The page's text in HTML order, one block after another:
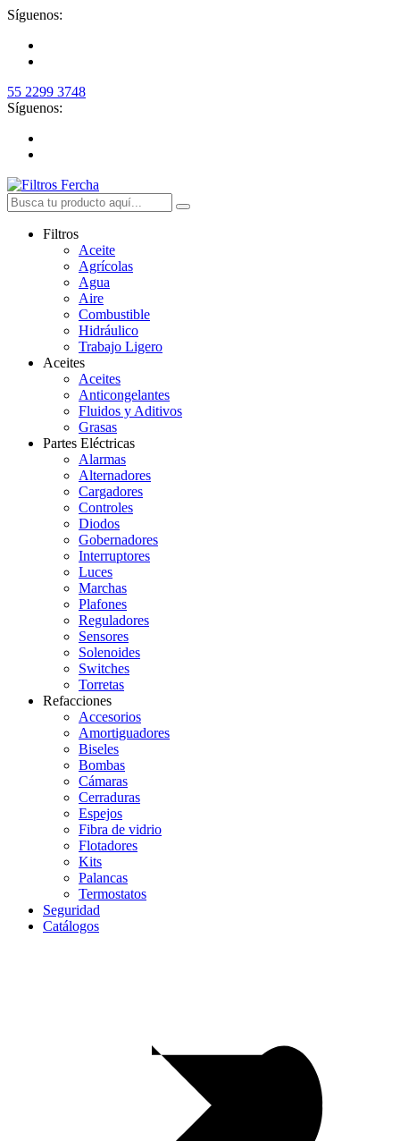
Síguenos:
55 2299 3748
Síguenos:
Filtros
Aceite
Agrícolas
Agua
Aire
Combustible
Hidráulico
Trabajo Ligero
Aceites
Aceites
Anticongelantes
Fluidos y Aditivos
Grasas
Partes Eléctricas
Alarmas
Alternadores
Cargadores
Controles
Diodos
Gobernadores
Interruptores
Luces
Marchas
Plafones
Reguladores
Sensores
Solenoides
Switches
Torretas
Refacciones
Accesorios
Amortiguadores
Biseles
Bombas
Cámaras
Cerraduras
Espejos
Fibra de vidrio
Flotadores
Kits
Palancas
Termostatos
Seguridad
Catálogos